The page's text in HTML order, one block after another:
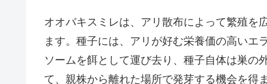
オオバキスミレは、アリ散布によって繁殖を
ます。種子には、アリが好む栄養価の高いエ
ソームを餌として運び去り、種子自体は巣の
て、親株から離れた場所で発芽する機会を得